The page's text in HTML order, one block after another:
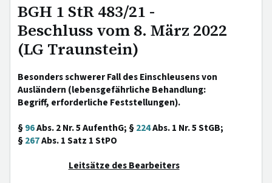
BGH 1 StR 483/21 -
Beschluss vom 8. März 2022
(LG Traunstein)
Besonders schwerer Fall des Einschleusens von
Ausländern (lebensgefährliche Behandlung:
Begriff, erforderliche Feststellungen).
§96Abs. 2 Nr. 5 AufenthG; §224Abs. 1 Nr. 5 StGB;
§267Abs. 1 Satz 1 StPO
Leitsätze des Bearbeiters